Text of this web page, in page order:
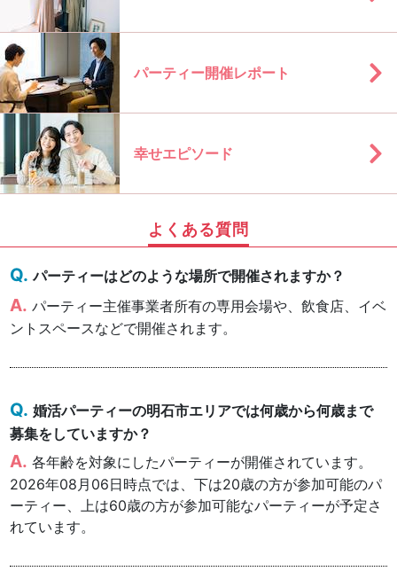
パーティー開催レポート
幸せエピソード
よくある質問
パーティーはどのような場所で開催されますか？
パーティー主催事業者所有の専用会場や、飲食店、イベ
ントスペースなどで開催されます。
婚活パーティーの明石市エリアでは何歳から何歳まで
募集をしていますか？
各年齢を対象にしたパーティーが開催されています。
2026年08月06日時点では、下は20歳の方が参加可能のパ
ーティー、上は60歳の方が参加可能なパーティーが予定さ
れています。